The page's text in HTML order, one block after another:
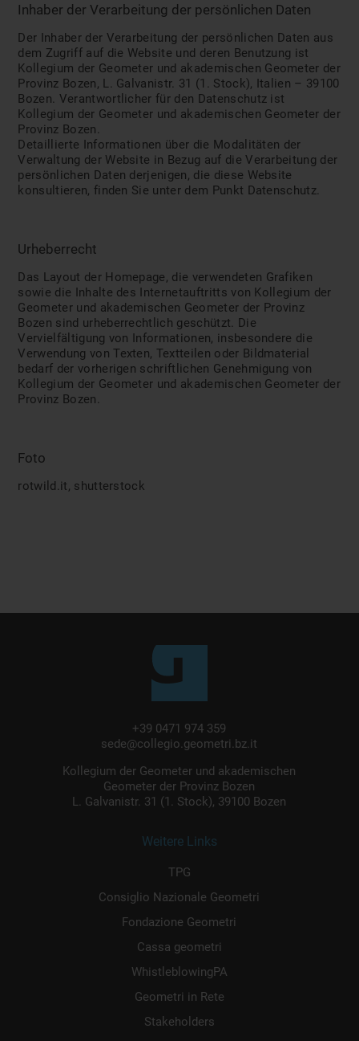
Inhaber der Verarbeitung der persönlichen Daten
Der Inhaber der Verarbeitung der persönlichen Daten aus
dem Zugriff auf die Website und deren Benutzung ist
Kollegium der Geometer und akademischen Geometer der
Provinz Bozen, L. Galvanistr. 31 (1. Stock), Italien – 39100
Bozen. Verantwortlicher für den Datenschutz ist
Kollegium der Geometer und akademischen Geometer der
Provinz Bozen.
Detaillierte Informationen über die Modalitäten der
Verwaltung der Website in Bezug auf die Verarbeitung der
persönlichen Daten derjenigen, die diese Website
konsultieren, finden Sie unter dem Punkt Datenschutz.
Urheberrecht
Das Layout der Homepage, die verwendeten Grafiken
sowie die Inhalte des Internetauftritts von Kollegium der
Geometer und akademischen Geometer der Provinz
Bozen sind urheberrechtlich geschützt. Die
Vervielfältigung von Informationen, insbesondere die
Verwendung von Texten, Textteilen oder Bildmaterial
bedarf der vorherigen schriftlichen Genehmigung von
Kollegium der Geometer und akademischen Geometer der
Provinz Bozen.
Foto
rotwild.it, shutterstock
+39 0471 974 359
sede@collegio.geometri.bz.it
Kollegium der Geometer und akademischen
Geometer der Provinz Bozen
L. Galvanistr. 31 (1. Stock), 39100 Bozen
Weitere Links
TPG
Consiglio Nazionale Geometri
Fondazione Geometri
Cassa geometri
WhistleblowingPA
Geometri in Rete
Stakeholders